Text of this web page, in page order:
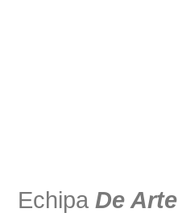
Echipa De Arte